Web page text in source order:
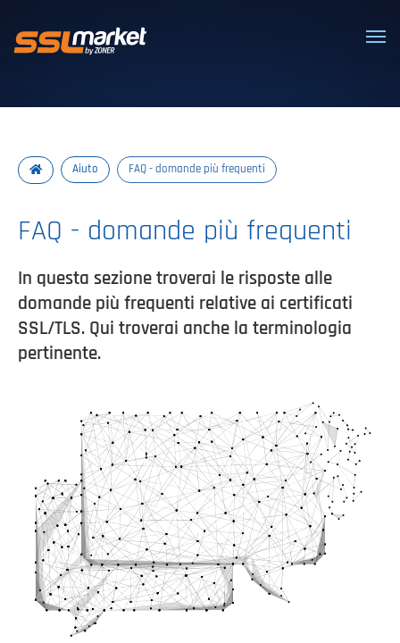
Aiuto FAQ - domande più frequenti
FAQ - domande più frequenti
In questa sezione troverai le risposte alle
domande più frequenti relative ai certificati
SSL/TLS. Qui troverai anche la terminologia
pertinente.